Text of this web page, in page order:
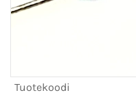
Tuotekoodi